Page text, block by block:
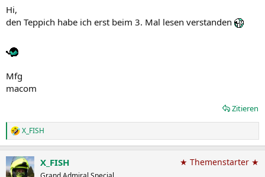
:
Hi,
den Teppich habe ich erst beim 3. Mal lesen verstanden
Mfg
macom
Zitieren
R
e
k
t
X_FISH
X_FISH ★ Themenstarter ★